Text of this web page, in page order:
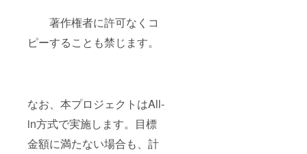
著作権者に許可なくコ
ピーすることも禁じます。
なお、本プロジェクトはAll-
in方式で実施します。目標
金額に満たない場合も、計